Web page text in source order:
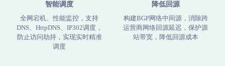
智能调度
全网宕机、性能监控，支持
DNS、HttpDNS、IP302调度，
防止访问劫持，实现实时精准
调度
降低回源
构建BGP网络中间源，消除跨
运营商网络回源延迟，保护源
站带宽，降低回源成本